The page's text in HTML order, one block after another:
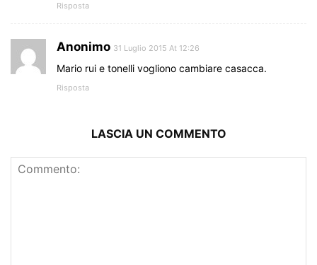
Risposta
Anonimo 31 Luglio 2015 At 12:26
Mario rui e tonelli vogliono cambiare casacca.
Risposta
LASCIA UN COMMENTO